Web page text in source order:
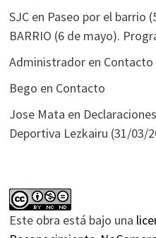
SJCen Paseo por el barrio
BARRIO (6 de mayo).
Administradoren Contacto
Bego en Contacto
Jose Mata en
Deportiva Lezkairu (31/03/
Este obra está bajo una